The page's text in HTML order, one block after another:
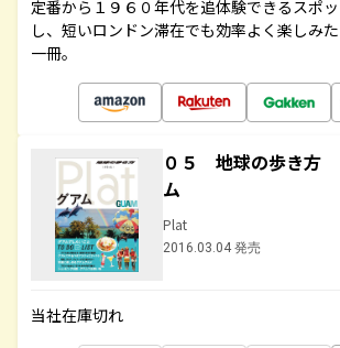
定番から１９６０年代を追体験できるスポ
し、短いロンドン滞在でも効率よく楽しみ
一冊。
０５ 地球の歩き方
ム
Plat
2016.03.04 発売
当社在庫切れ